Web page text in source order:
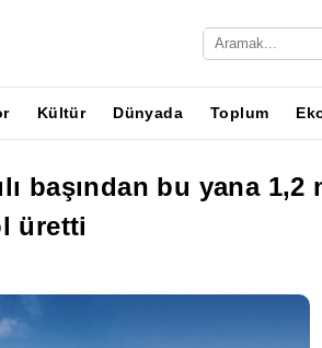
Kültür Dünyada Toplum
başından bu yana 1,2
üretti